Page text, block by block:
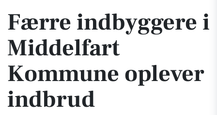
Færre indbyggere i
Middelfart
Kommune oplever
indbrud